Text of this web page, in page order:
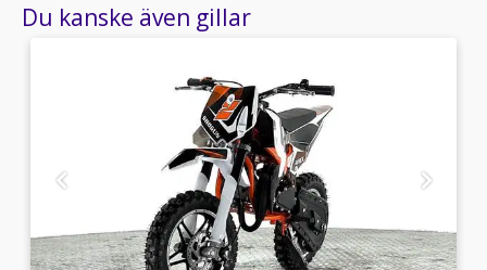
Du kanske även gillar